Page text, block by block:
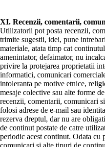
XI. Recenzii, comentarii,
Utilizatorii pot posta recenzii,
trimite sugestii, idei, pune
materiale, atata timp cat
amenintator, defaimator, nu
privire la protejarea proprietatii
informatici, comunicari
intoleranta pe motive etnice,
mesaje colective sau alte forme
recenzii, comentarii, comunicari
folosi adrese de e-mail sau
rezerva dreptul, dar nu are
de continut postate de catre
periodic acest continut. Odata cu
comunicari si alte tipuri de